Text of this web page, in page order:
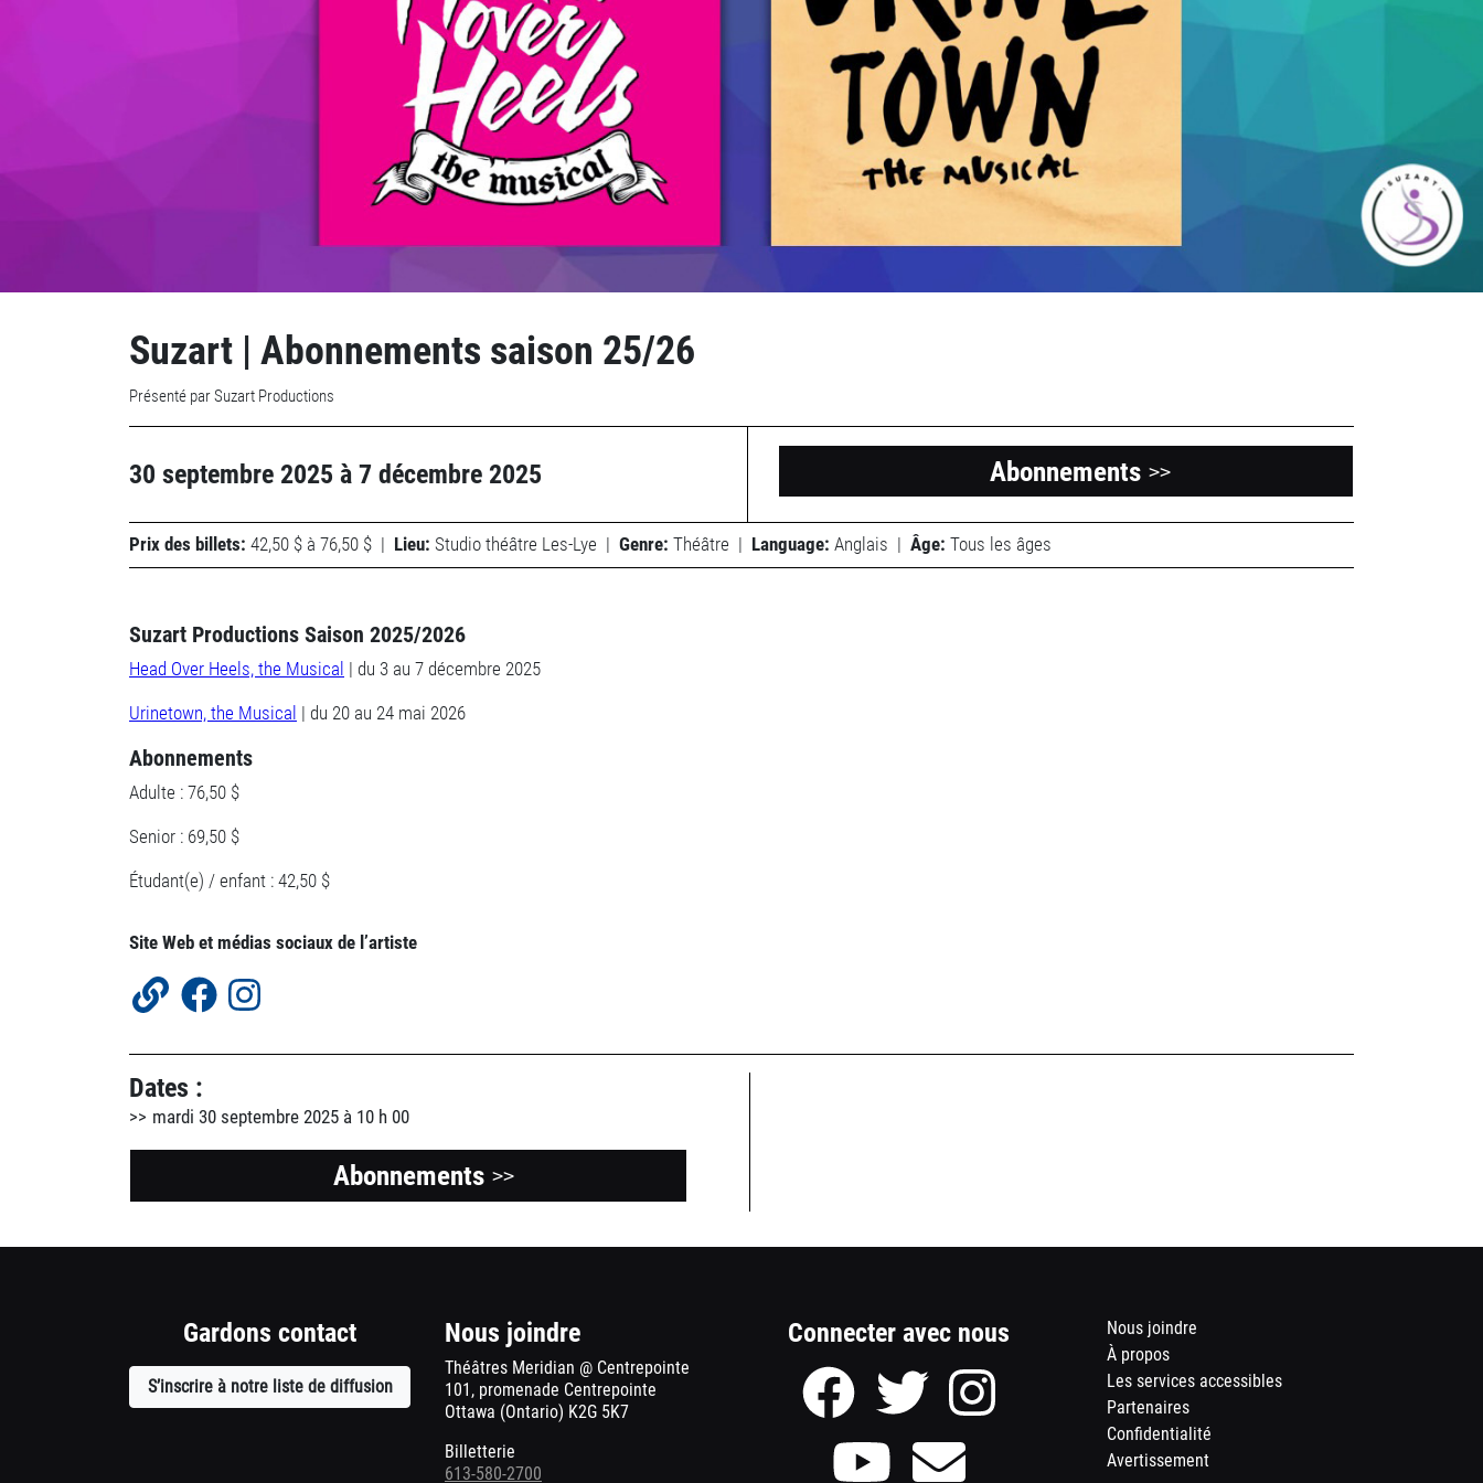
Suzart | Abonnements saison 25/26
Présenté par Suzart Productions
30 septembre 2025 à 7 décembre 2025 Abonnements >>
Prix des billets: 42,50 $ à 76,50 $ Lieu: Studio théâtre Les-Lye Genre: Théâtre Language: Anglais Âge: Tous les âges
Suzart Productions Saison 2025/2026
Head Over Heels, the Musical | du 3 au 7 décembre 2025
Urinetown, the Musical | du 20 au 24 mai 2026
Abonnements
Adulte : 76,50 $
Senior : 69,50 $
Étudant(e) / enfant : 42,50 $
Site Web et médias sociaux de l’artiste
Dates :
mardi 30 septembre 2025 à 10 h 00
Abonnements >>
Gardons contact
S’inscrire à notre liste de diffusionOuvre
une
nouvelle
Nous joindre
Théâtres Meridian @ Centrepointe
101, promenade Centrepointe
Ottawa (Ontario) K2G 5K7
Billetterie
613-580-2700
Connecter avec nous
Page
Facebook
Théâtres
Meridian
Page
Twitter
Théâtres
Meridian
Page
Instagram
Page
Youtube
Envoyer
Footer
menu
Nous joindre
À propos
Les services accessibles
Partenaires
Confidentialité
Avertissement